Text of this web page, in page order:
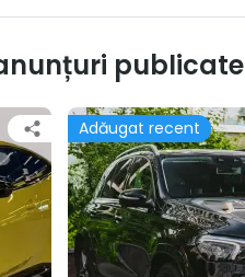
publicate
Adăugat recent